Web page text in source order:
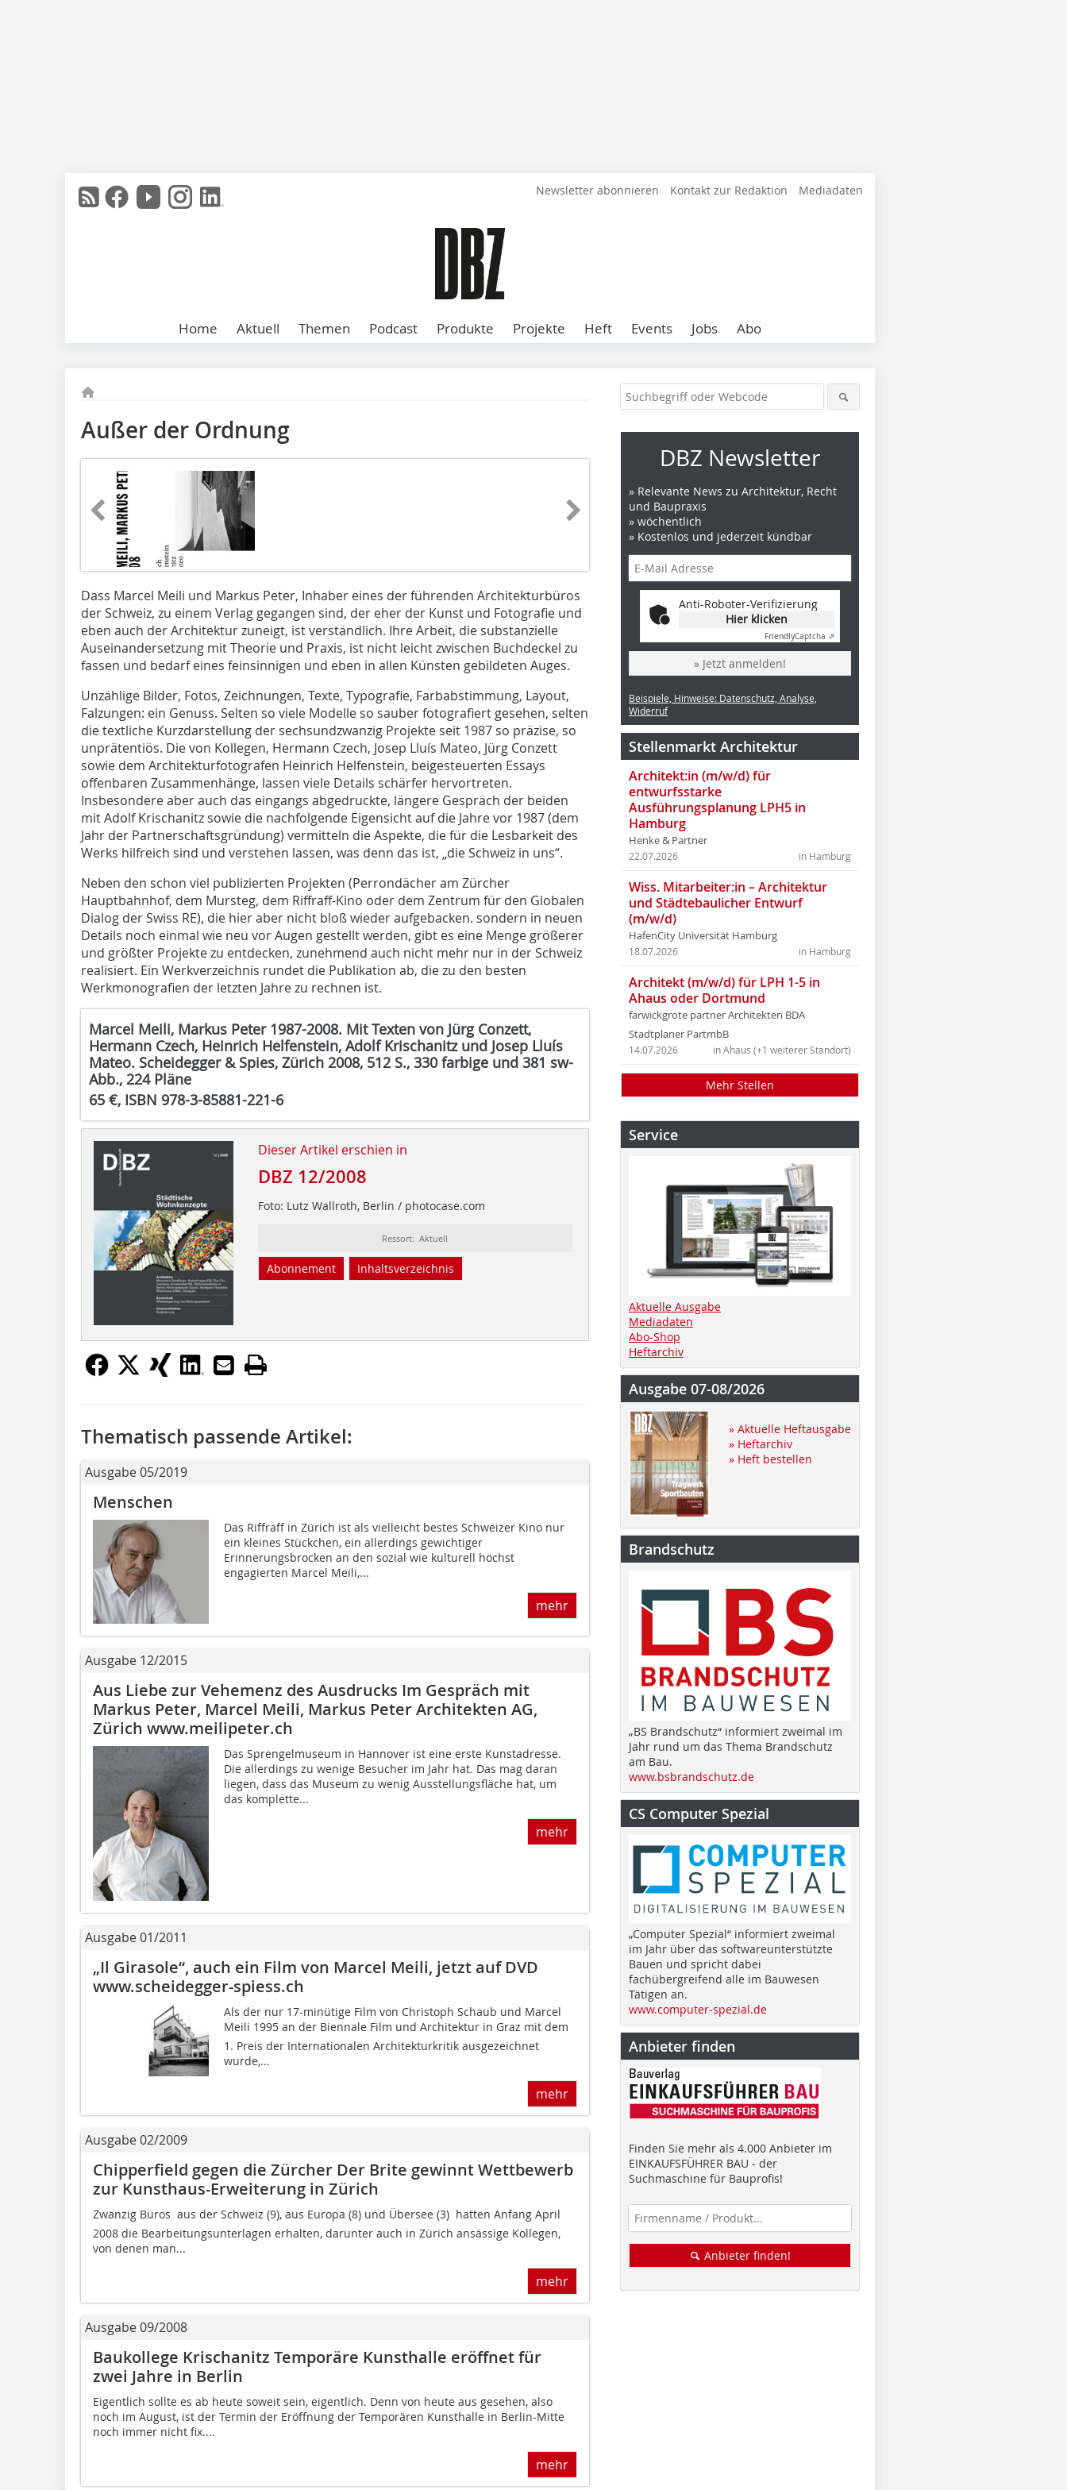
Newsletter abonnieren Kontakt zur Redaktion Mediadaten
Home Aktuell Themen Podcast Produkte Projekte Heft Events Jobs Abo
Außer der Ordnung
Dass Marcel Meili und Markus Peter, Inhaber eines der führenden Architekturbüros
der Schweiz, zu einem Verlag gegangen sind, der eher der Kunst und Fotografie und
eben auch der Architektur zuneigt, ist verständlich. Ihre Arbeit, die substanzielle
Auseinandersetzung mit Theorie und Praxis, ist nicht leicht zwischen Buchdeckel zu
fassen und bedarf eines feinsinnigen und eben in allen Künsten gebildeten Auges.
Unzählige Bilder, Fotos, Zeichnungen, Texte, Typografie, Farbabstimmung, Layout,
Falzungen: ein Genuss. Selten so viele Modelle so sauber fotografiert gesehen, selten
die textliche Kurzdarstellung der sechsundzwanzig Projekte seit 1987 so präzise, so
unprätentiös. Die von Kollegen, Hermann Czech, Josep Lluís Mateo, Jürg Conzett
sowie dem Architekturfotografen Heinrich Helfenstein, beigesteuerten Essays
offenbaren Zusammenhänge, lassen viele Details schärfer hervortreten.
Insbesondere aber auch das eingangs abgedruckte, längere Gespräch der beiden
mit Adolf Krischanitz sowie die nachfolgende Eigensicht auf die Jahre vor 1987 (dem
Jahr der Partnerschaftsgründung) vermitteln die Aspekte, die für die Lesbarkeit des
Werks hilfreich sind und verstehen lassen, was denn das ist, „die Schweiz in uns“.
Neben den schon viel publizierten Projekten (Perrondächer am Zürcher
Hauptbahnhof, dem Mursteg, dem Riffraff-Kino oder dem Zentrum für den Globalen
Dialog der Swiss RE), die hier aber nicht bloß wieder aufgebacken. sondern in neuen
Details noch einmal wie neu vor Augen gestellt werden, gibt es eine Menge größerer
und größter Projekte zu entdecken, zunehmend auch nicht mehr nur in der Schweiz
realisiert. Ein Werkverzeichnis rundet die Publikation ab, die zu den besten
Werkmonografien der letzten Jahre zu rechnen ist.
Marcel Meili, Markus Peter 1987-2008. Mit Texten von Jürg Conzett,
Hermann Czech, Heinrich Helfenstein, Adolf Krischanitz und Josep Lluís
Mateo. Scheidegger & Spies, Zürich 2008, 512 S., 330 farbige und 381 sw-
Abb., 224 Pläne
65 €, ISBN 978-3-85881-221-6
Dieser Artikel erschien in
DBZ 12/2008
Foto: Lutz Wallroth, Berlin / photocase.com
Ressort: Aktuell
Abonnement Inhaltsverzeichnis
Thematisch passende Artikel:
Ausgabe 05/2019
Menschen
Das Riffraff in Zürich ist als vielleicht bestes Schweizer Kino nur
ein kleines Stückchen, ein allerdings gewichtiger
Erinnerungsbrocken an den sozial wie kulturell höchst
engagierten Marcel Meili,...
mehr
Ausgabe 12/2015
Aus Liebe zur Vehemenz des Ausdrucks Im Gespräch mit
Markus Peter, Marcel Meili, Markus Peter Architekten AG,
Zürich www.meilipeter.ch
Das Sprengelmuseum in Hannover ist eine erste Kunstadresse.
Die allerdings zu wenige Besucher im Jahr hat. Das mag daran
liegen, dass das Museum zu wenig Ausstellungsfläche hat, um
das komplette...
mehr
Ausgabe 01/2011
„Il Girasole“, auch ein Film von Marcel Meili, jetzt auf DVD
www.scheidegger-spiess.ch
Als der nur 17-minütige Film von Christoph Schaub und Marcel
Meili 1995 an der Biennale Film und Architektur in Graz mit dem
1. Preis der Internationalen Architekturkritik ausgezeichnet
wurde,...
mehr
Ausgabe 02/2009
Chipperfield gegen die Zürcher Der Brite gewinnt Wettbewerb
zur Kunsthaus-Erweiterung in Zürich
Zwanzig Büros  aus der Schweiz (9), aus Europa (8) und Übersee (3)  hatten Anfang April
2008 die Bearbeitungsunterlagen erhalten, darunter auch in Zürich ansässige Kollegen,
von denen man...
mehr
Ausgabe 09/2008
Baukollege Krischanitz Temporäre Kunsthalle eröffnet für
zwei Jahre in Berlin
Eigentlich sollte es ab heute soweit sein, eigentlich. Denn von heute aus gesehen, also
noch im August, ist der Termin der Eröffnung der Temporären Kunsthalle in Berlin-Mitte
noch immer nicht fix....
mehr
DBZ Newsletter
» Relevante News zu Architektur, Recht
und Baupraxis
» wöchentlich
» Kostenlos und jederzeit kündbar
Anti-Roboter-Verifizierung
Hier klicken
FriendlyCaptcha ⇗
» Jetzt anmelden!
Beispiele, Hinweise: Datenschutz, Analyse,
Widerruf
Stellenmarkt Architektur
Architekt:in (m/w/d) für
entwurfsstarke
Ausführungsplanung LPH5 in
Hamburg
Henke & Partner
in Hamburg
22.07.2026
Wiss. Mitarbeiter:in – Architektur
und Städtebaulicher Entwurf
(m/w/d)
HafenCity Universität Hamburg
in Hamburg
18.07.2026
Architekt (m/w/d) für LPH 1-5 in
Ahaus oder Dortmund
farwickgrote partner Architekten BDA
Stadtplaner PartmbB
in Ahaus (+1 weiterer Standort)
14.07.2026
Mehr Stellen
Service
Aktuelle Ausgabe
Mediadaten
Abo-Shop
Heftarchiv
Ausgabe 07-08/2026
» Aktuelle Heftausgabe
» Heftarchiv
» Heft bestellen
Brandschutz
„BS Brandschutz“ informiert zweimal im
Jahr rund um das Thema Brandschutz
am Bau.
www.bsbrandschutz.de
CS Computer Spezial
„Computer Spezial“ informiert zweimal
im Jahr über das softwareunterstützte
Bauen und spricht dabei
fachübergreifend alle im Bauwesen
Tätigen an.
www.computer-spezial.de
Anbieter finden
Finden Sie mehr als 4.000 Anbieter im
EINKAUFSFÜHRER BAU - der
Suchmaschine für Bauprofis!
Anbieter finden!